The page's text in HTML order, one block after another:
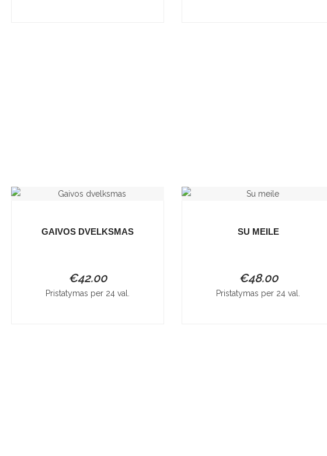
GAIVOS DVELKSMAS
€42.00
Pristatymas per 24 val.
SU MEILE
€48.00
Pristatymas per 24 val.